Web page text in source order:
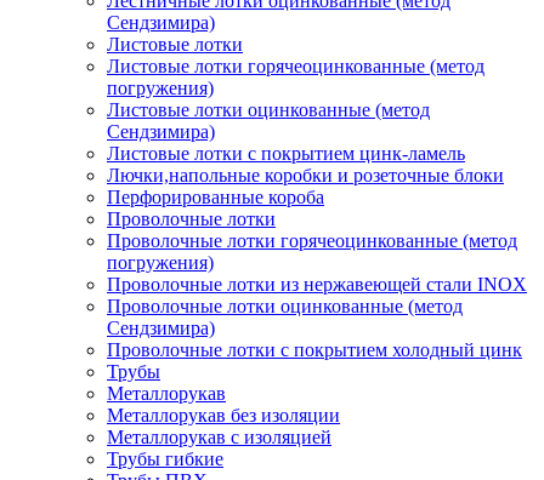
Сендзимира)
Листовые лотки
Листовые лотки горячеоцинкованные (метод
погружения)
Листовые лотки оцинкованные (метод
Сендзимира)
Листовые лотки с покрытием цинк-ламель
Лючки,напольные коробки и розеточные блоки
Перфорированные короба
Проволочные лотки
Проволочные лотки горячеоцинкованные (метод
погружения)
Проволочные лотки из нержавеющей стали INOX
Проволочные лотки оцинкованные (метод
Сендзимира)
Проволочные лотки с покрытием холодный цинк
Трубы
Металлорукав
Металлорукав без изоляции
Металлорукав с изоляцией
Трубы гибкие